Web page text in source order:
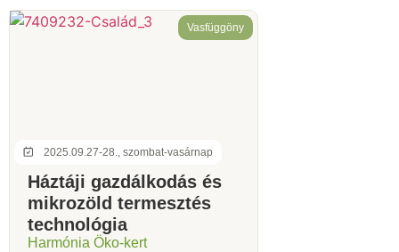
2025.09.27-28., szombat-vasárnap
Vasfüggöny
Háztáji gazdálkodás és
mikrozöld termesztés
technológia
Harmónia Öko-kert